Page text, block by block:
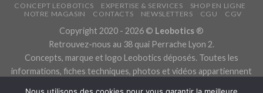
CONCEPT LEOBOTICS EXPERTISE & SERVICES
SHOP EN LIGNE
NOTRE MAGASIN
CONTACTS NEWSLETTERS CGU CGV
Copyright 2020 - 2026 © Leobotics ®
Retrouvez-nous au 38 quai Perrache Lyon 2.
Concepts, marque et logo Leobotics déposés. Toutes les
informations, fiches techniques, photos et vidéos appartiennent
Nous utilisons des cookies pour vous garantir la meilleure